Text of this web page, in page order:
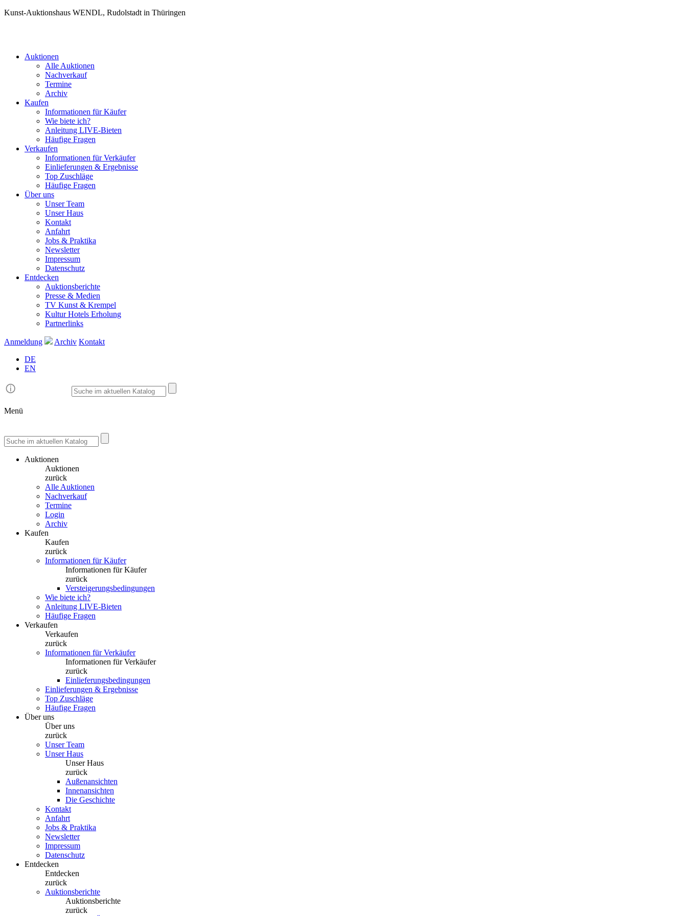
Kunst-Auktionshaus WENDL, Rudolstadt in Thüringen
Auktionen
Alle Auktionen
Nachverkauf
Termine
Archiv
Kaufen
Informationen für Käufer
Wie biete ich?
Anleitung LIVE-Bieten
Häufige Fragen
Verkaufen
Informationen für Verkäufer
Einlieferungen & Ergebnisse
Top Zuschläge
Häufige Fragen
Über uns
Unser Team
Unser Haus
Kontakt
Anfahrt
Jobs & Praktika
Newsletter
Impressum
Datenschutz
Entdecken
Auktionsberichte
Presse & Medien
TV Kunst & Krempel
Kultur Hotels Erholung
Partnerlinks
Anmeldung Archiv Kontakt
DE
EN
Menü
Auktionen
Auktionen
zurück
Alle Auktionen
Nachverkauf
Termine
Login
Archiv
Kaufen
Kaufen
zurück
Informationen für Käufer
Informationen für Käufer
zurück
Versteigerungsbedingungen
Wie biete ich?
Anleitung LIVE-Bieten
Häufige Fragen
Verkaufen
Verkaufen
zurück
Informationen für Verkäufer
Informationen für Verkäufer
zurück
Einlieferungsbedingungen
Einlieferungen & Ergebnisse
Top Zuschläge
Häufige Fragen
Über uns
Über uns
zurück
Unser Team
Unser Haus
Unser Haus
zurück
Außenansichten
Innenansichten
Die Geschichte
Kontakt
Anfahrt
Jobs & Praktika
Newsletter
Impressum
Datenschutz
Entdecken
Entdecken
zurück
Auktionsberichte
Auktionsberichte
zurück